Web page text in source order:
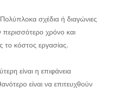
σχέδια ή διαγώνιες
περισσότερο χρόνο και
το κόστος εργασίας.
είναι η επιφάνεια
είναι να επιτευχθούν